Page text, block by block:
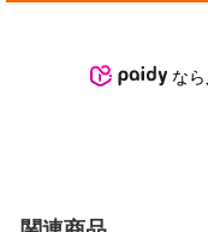
なら